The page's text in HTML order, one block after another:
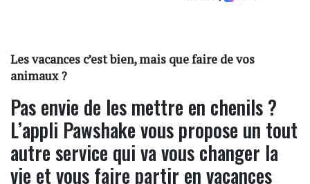
Les vacances c’est bien, mais que faire de vos
animaux ?
Pas envie de les mettre en chenils ?
L’appli Pawshake vous propose un tout
autre service qui va vous changer la
vie et vous faire partir en vacances